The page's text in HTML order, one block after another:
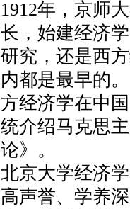
1912年，京师
长，始建经济
研究，还是西
内都是最早的
方经济学在中
统介绍马克思
论》。
北京大学经济
高声誉、学养